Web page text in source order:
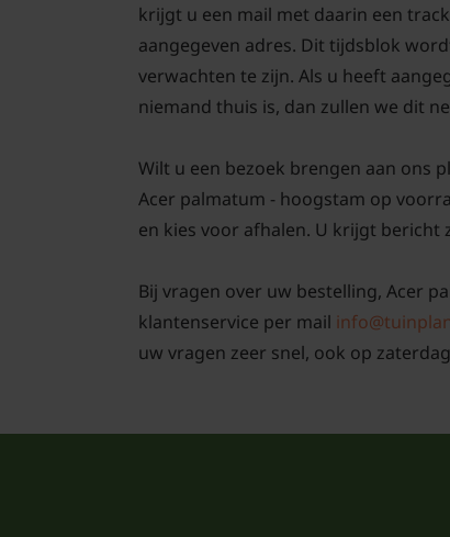
krijgt u een mail met daarin een
aangegeven adres. Dit tijdsblok
verwachten te zijn. Als u heeft
niemand thuis is, dan zullen we dit
Wilt u een bezoek brengen aan ons
Acer palmatum - hoogstam op
en kies voor afhalen. U krijgt
Bij vragen over uw bestelling, Acer
klantenservice per mail
uw vragen zeer snel, ook op